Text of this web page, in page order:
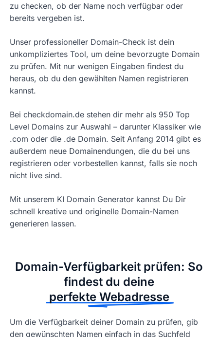
zu checken, ob der Name noch verfügbar oder
bereits vergeben ist.
Unser professioneller Domain-Check ist dein
unkompliziertes Tool, um deine bevorzugte Domain
zu prüfen. Mit nur wenigen Eingaben findest du
heraus, ob du den gewählten Namen registrieren
kannst.
Bei checkdomain.de stehen dir mehr als 950 Top
Level Domains zur Auswahl – darunter Klassiker wie
.com oder die .de Domain. Seit Anfang 2014 gibt es
außerdem neue Domainendungen, die du bei uns
registrieren oder vorbestellen kannst, falls sie noch
nicht live sind.
Mit unserem KI Domain Generator kannst Du Dir
schnell kreative und originelle Domain-Namen
generieren lassen.
Domain-Verfügbarkeit prüfen: So
findest du deine
perfekte Webadresse
Um die Verfügbarkeit deiner Domain zu prüfen, gib
den gewünschten Namen einfach in das Suchfeld